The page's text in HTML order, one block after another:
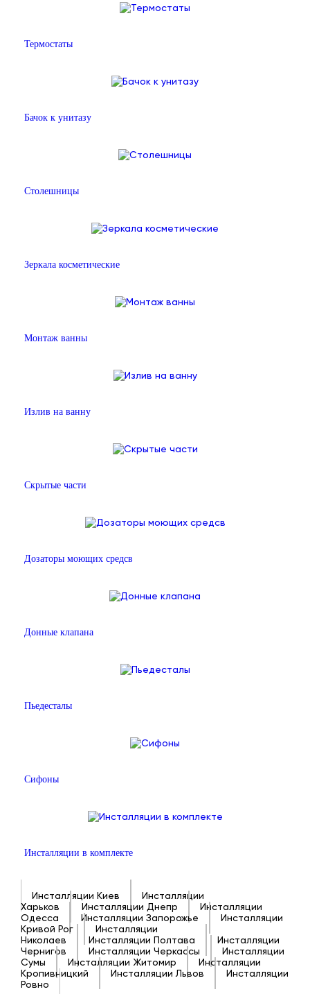
Термостаты
Бачок к унитазу
Столешницы
Зеркала косметические
Монтаж ванны
Излив на ванну
Скрытые части
Дозаторы моющих средсв
Донные клапана
Пьедесталы
Сифоны
Инсталляции в комплекте
Инсталляции Киев
Инсталляции
Харьков
Инсталляции Днепр
Инсталляции
Одесса
Инсталляции Запорожье
Инсталляции
Кривой Рог
Инсталляции
Николаев
Инсталляции Полтава
Инсталляции
Чернигов
Инсталляции Черкассы
Инсталляции
Сумы
Инсталляции Житомир
Инсталляции
Кропивницкий
Инсталляции Львов
Инсталляции
Ровно